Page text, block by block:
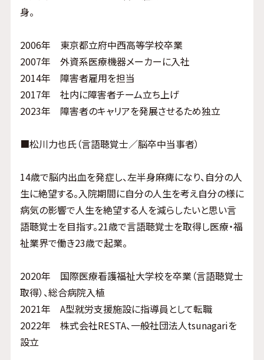
身。
2006年 東京都立府中西高等学校卒業
2007年 外資系医療機器メーカーに入社
2014年 障害者雇用を担当
2017年 社内に障害者チーム立ち上げ
2023年 障害者のキャリアを発展させるため独立
■松川力也氏（言語聴覚士／脳卒中当事者）
14歳で脳内出血を発症し、左半身麻痺になり、自分の人
生に絶望する。入院期間に自分の人生を考え自分の様に
病気の影響で人生を絶望する人を減らしたいと思い言
語聴覚士を目指す。21歳で言語聴覚士を取得し医療・福
祉業界で働き23歳で起業。
2020年 国際医療看護福祉大学校を卒業（言語聴覚士
取得）、総合病院入植
2021年 A型就労支援施設に指導員として転職
2022年 株式会社RESTA、一般社団法人tsunagariを
設立